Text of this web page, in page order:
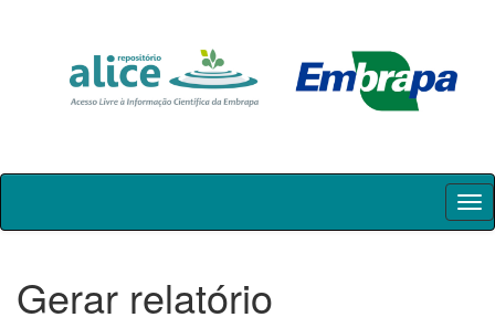
Skip
Gerar relatório